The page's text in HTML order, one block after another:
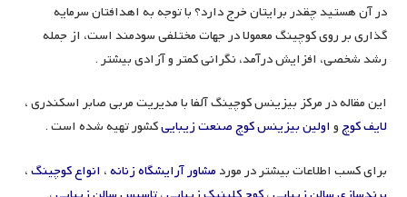
در آن هستید چقدر برایتان خرج دارد؟ با توجه به اهدافتان سرمایه
گذاری بر روی کوچینگ معمولا در جهات مختلفی سودمند است، از جمله
رشد شخصی، افزایش درآمد، نگرانی کمتر و آزادی بیشتر .
این مقاله در مرکز بیزینس کوچینگ آلفا با مدیریت مربی صابر اسکندری ،
لایف کوچو اولین بیزینس کوچ صنعت زیباییکشور تهیه شده است .
برای کسب اطلاعات بیشتر در مورد مشاور آرایشگاه زنانه، انواع کوچینگ،